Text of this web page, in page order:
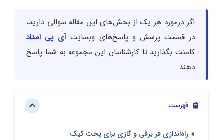
اگر درمورد هر یک از بخش‌های این مقاله سوالی دارید،
در قسمت پرسش و پاسخ‌های وبسایتآی پی امداد
کامنت بگذارید تا کارشناسان این مجموعه به شما پاسخ
دهند.
فهرست
راه‌اندازی فر برقی و گازی برای پخت کیک